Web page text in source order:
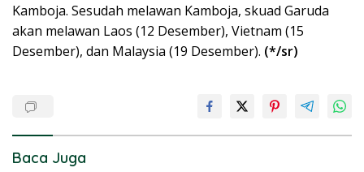
Kamboja. Sesudah melawan Kamboja, skuad Garuda
akan melawan Laos (12 Desember), Vietnam (15
Desember), dan Malaysia (19 Desember). (*/sr)
Baca Juga